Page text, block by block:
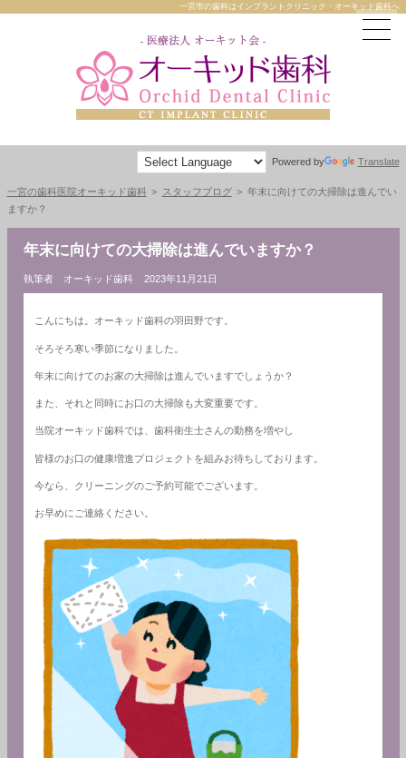
一宮市の歯科はインプラントクリニック・オーキッド歯科へ
Powered by Translate
一宮の歯科医院オーキッド歯科 スタッフブログ
年末に向けての大掃除は進んでい
ますか？
年末に向けての大掃除は進んでいますか？
執筆者 オーキッド歯科 2023年11月21日
こんにちは。オーキッド歯科の羽田野です。
そろそろ寒い季節になりました。
年末に向けてのお家の大掃除は進んでいますでしょうか？
また、それと同時にお口の大掃除も大変重要です。
当院オーキッド歯科では、歯科衛生士さんの勤務を増やし
皆様のお口の健康増進プロジェクトを組みお待ちしております。
今なら、クリーニングのご予約可能でございます。
お早めにご連絡ください。